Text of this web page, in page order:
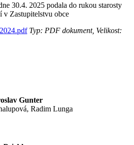
30.4. 2025 podala do rukou starosty
v Zastupitelstvu obce
Typ: PDF dokument, Velikost:
Gunter
Radim Lunga